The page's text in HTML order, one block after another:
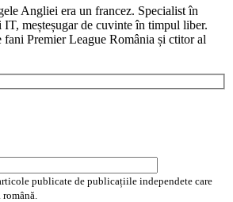
Angliei era un francez. Specialist în
IT, meșteșugar de cuvinte în timpul liber.
Premier League România și ctitor al
publicate de publicațiile independete care